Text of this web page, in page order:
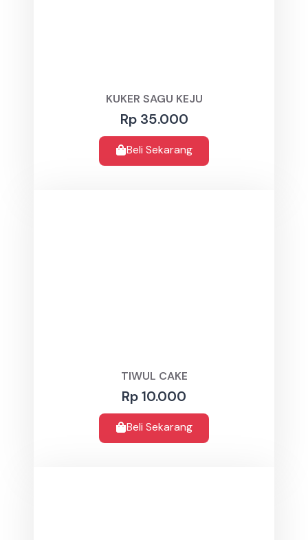
KUKER SAGU KEJU
Rp 35.000
Beli Sekarang
TIWUL CAKE
Rp 10.000
Beli Sekarang